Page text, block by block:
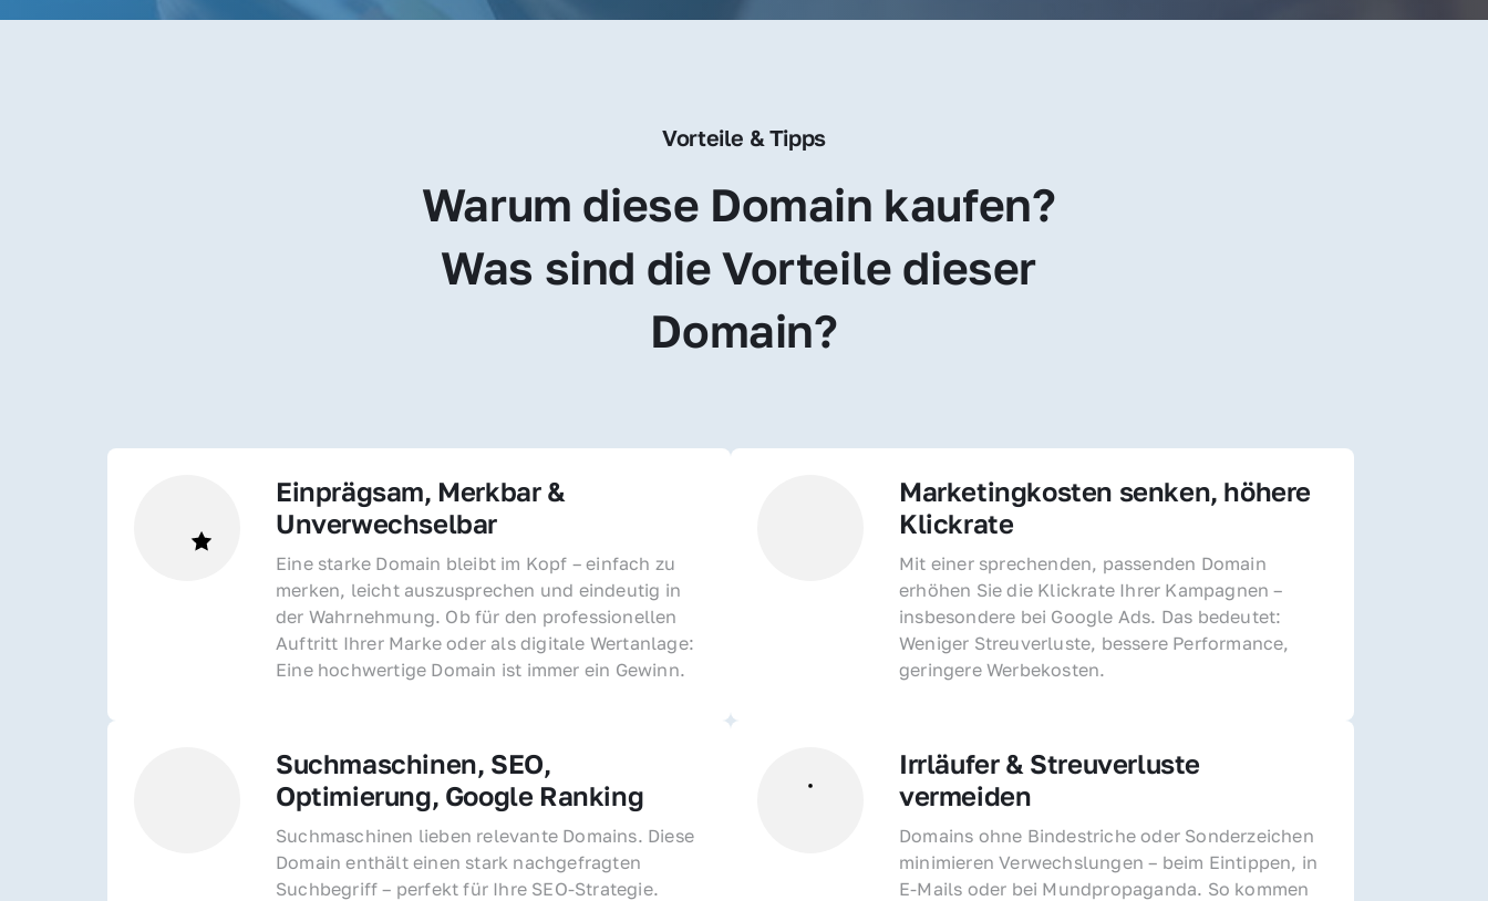
Vorteile & Tipps
Warum diese Domain kaufen?
Was sind die Vorteile dieser
Domain?
Einprägsam, Merkbar &
Unverwechselbar
Eine starke Domain bleibt im Kopf – einfach zu
merken, leicht auszusprechen und eindeutig in
der Wahrnehmung. Ob für den professionellen
Auftritt Ihrer Marke oder als digitale Wertanlage:
Eine hochwertige Domain ist immer ein Gewinn.
Marketingkosten senken, höhere
Klickrate
Mit einer sprechenden, passenden Domain
erhöhen Sie die Klickrate Ihrer Kampagnen –
insbesondere bei Google Ads. Das bedeutet:
Weniger Streuverluste, bessere Performance,
geringere Werbekosten.
Suchmaschinen, SEO,
Optimierung, Google Ranking
Suchmaschinen lieben relevante Domains. Diese
Domain enthält einen stark nachgefragten
Suchbegriff – perfekt für Ihre SEO-Strategie.
Irrläufer & Streuverluste
vermeiden
Domains ohne Bindestriche oder Sonderzeichen
minimieren Verwechslungen – beim Eintippen, in
E-Mails oder bei Mundpropaganda. So kommen